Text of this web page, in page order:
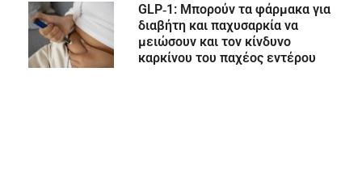
GLP‑1: Μπορούν τα φάρμακα για
διαβήτη και παχυσαρκία να
μειώσουν και τον κίνδυνο
καρκίνου του παχέος εντέρου